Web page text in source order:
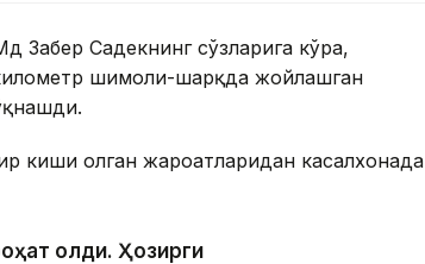
Забер Садекнинг сўзларига кўра,
шимоли-шарқда жойлашган
киши олган жароҳатларидан касалхонада
олди. Ҳозирги